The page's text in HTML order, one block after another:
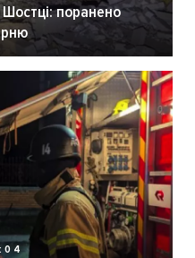
поранено